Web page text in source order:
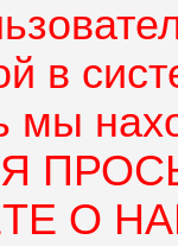
в
мы
О